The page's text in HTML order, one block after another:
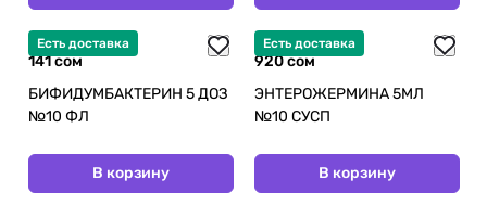
Есть доставка
141 сом
БИФИДУМБАКТЕРИН 5 ДОЗ
№10 ФЛ
В корзину
Есть доставка
920 сом
ЭНТЕРОЖЕРМИНА 5МЛ
№10 СУСП
В корзину